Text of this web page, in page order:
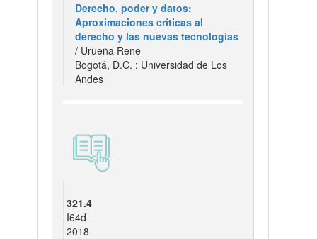
Derecho, poder y datos:
Aproximaciones críticas al
derecho y las nuevas tecnologías
/ Urueña Rene
Bogotá, D.C. : Universidad de Los
Andes
321.4
I64d
2018